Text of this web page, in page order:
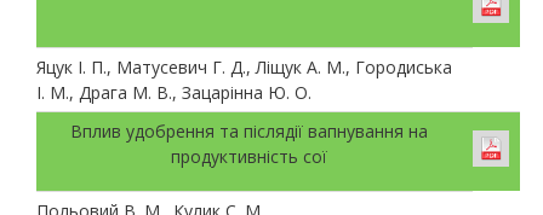
Яцук І. П., Матусевич Г. Д., Ліщук А. М., Городиська
І. М., Драга М. В., Зацарінна Ю. О.
Вплив удобрення та післядії вапнування на
продуктивність сої